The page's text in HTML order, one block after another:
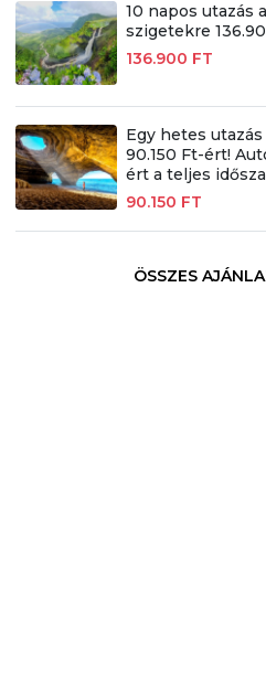
10 napos utazás
szigetekre
136.900 FT
Egy hetes
90.150 Ft-ért!
ért a teljes
90.150 FT
ÖSSZES